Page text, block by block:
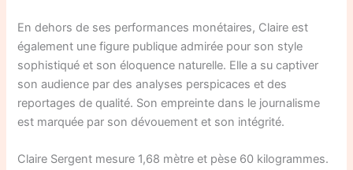
En dehors de ses performances monétaires, Claire est
également une figure publique admirée pour son style
sophistiqué et son éloquence naturelle. Elle a su captiver
son audience par des analyses perspicaces et des
reportages de qualité. Son empreinte dans le journalisme
est marquée par son dévouement et son intégrité.
Claire Sergent mesure 1,68 mètre et pèse 60 kilogrammes.